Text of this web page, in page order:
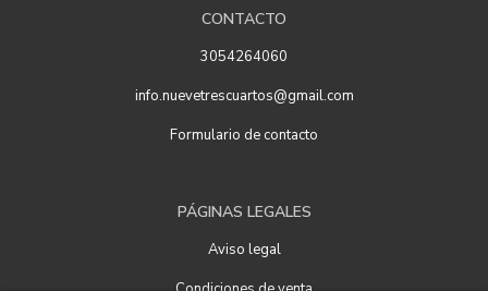
CONTACTO
3054264060
info.nuevetrescuartos@gmail.com
Formulario de contacto
PÁGINAS LEGALES
Aviso legal